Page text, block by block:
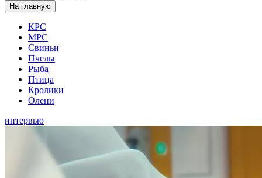
На главную
КРС
МРС
Свиньи
Пчелы
Рыба
Птица
Кролики
Олени
интервью